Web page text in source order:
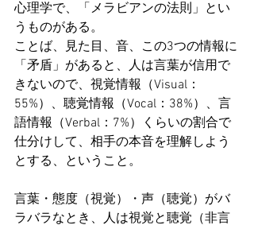
心理学で、「メラビアンの法則」とい
うものがある。
ことば、見た目、音、この3つの情報に
「矛盾」があると、人は言葉が信用で
きないので、視覚情報（Visual：
55%）、聴覚情報（Vocal：38%）、言
語情報（Verbal：7%）くらいの割合で
仕分けして、相手の本音を理解しよう
とする、ということ。
言葉・態度（視覚）・声（聴覚）がバ
ラバラなとき、人は視覚と聴覚（非言